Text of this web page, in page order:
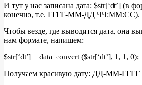
И тут у нас записана дата: $str[‘dt’] (в
конечно, т.е. ГГГГ-ММ-ДД ЧЧ:ММ:СС).
Чтобы везде, где выводится дата, она
нам формате, напишем:
$str[‘dt’] = data_convert ($str[‘dt’], 1, 1, 0);
Получаем красивую дату: ДД-ММ-